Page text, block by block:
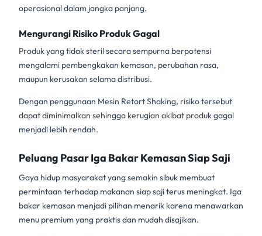
operasional dalam jangka panjang.
Mengurangi Risiko Produk Gagal
Produk yang tidak steril secara sempurna berpotensi
mengalami pembengkakan kemasan, perubahan rasa,
maupun kerusakan selama distribusi.
Dengan penggunaan Mesin Retort Shaking, risiko tersebut
dapat diminimalkan sehingga kerugian akibat produk gagal
menjadi lebih rendah.
Peluang Pasar Iga Bakar Kemasan Siap Saji
Gaya hidup masyarakat yang semakin sibuk membuat
permintaan terhadap makanan siap saji terus meningkat. Iga
bakar kemasan menjadi pilihan menarik karena menawarkan
menu premium yang praktis dan mudah disajikan.